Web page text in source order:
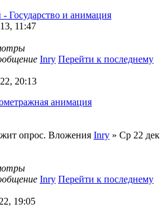
Государство и анимация
11:47
Inry Перейти к последнему
20:13
анимация
опрос. Вложения Inry » Ср 22 дек
Inry Перейти к последнему
19:05